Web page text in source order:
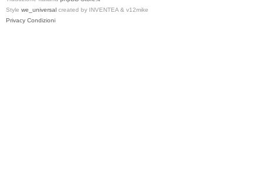
Style we_universal created by INVENTEA & v12mike
Privacy Condizioni